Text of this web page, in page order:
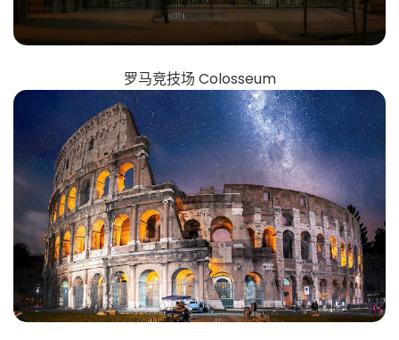
罗马竞技场 Colosseum